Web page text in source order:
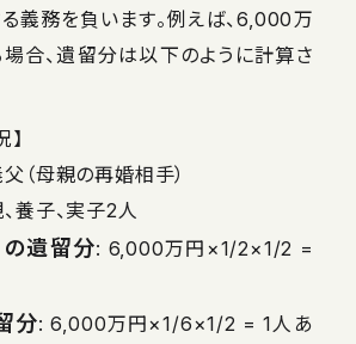
義務を負います。例えば、6,000万
合、遺留分は以下のように計算さ
（母親の再婚相手）
養子、実子2人
の遺留分: 6,000万円×1/2×1/2 =
分: 6,000万円×1/6×1/2 = 1人あ